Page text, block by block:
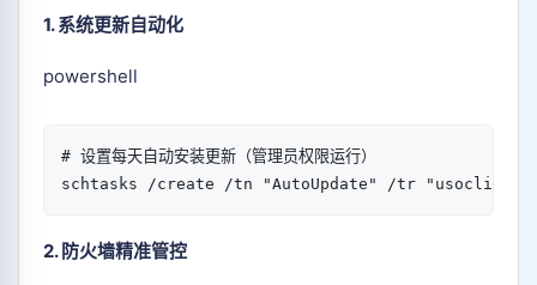
1. 系统更新自动化
powershell
# 设置每天自动安装更新（管理员权限运行）
schtasks /create /tn "AutoUpdate" /tr "usoclient
2. 防火墙精准管控